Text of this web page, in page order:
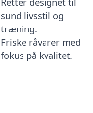
sund livsstil og
træning.
Friske råvarer med
fokus på kvalitet.